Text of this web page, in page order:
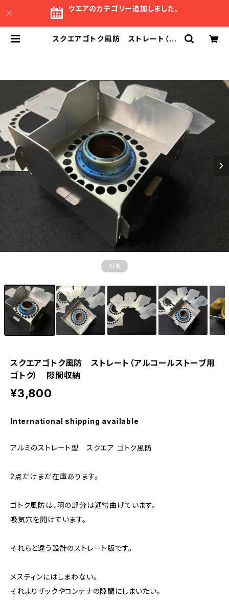
ウエアのカテゴリー追加しました。
スクエアゴトク風防 ストレート（ア
1 /6
スクエアゴトク風防 ストレート（アルコールストーブ用
ゴトク） 隙間収納
¥3,800
International shipping available
アルミのストレート型 スクエア ゴトク風防
2点だけまだ在庫あります。
ゴトク風防は、羽の部分は通常曲げています。
吸気穴を開けています。
それらと違う設計のストレート版です。
メスティンにはしまわない。
それよりザックやコンテナの隙間にしまいたい。